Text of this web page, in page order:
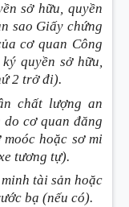
sở hữu, quyền
sao Giấy chứng
cơ quan Công
quyền sở hữu,
2 trở đi).
chất lượng an
cơ quan đăng
hoặc sơ mi
tương tự).
tài sản hoặc
bạ (nếu có).